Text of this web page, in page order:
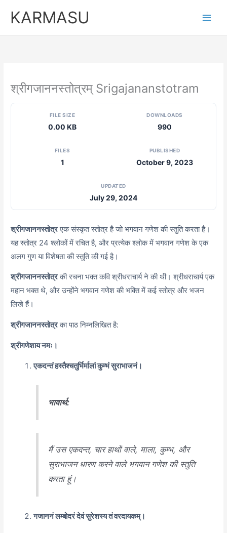
KARMASU
श्रीगजाननस्तोत्रम् Srigajananstotram
FILE SIZE
0.00 KB
DOWNLOADS
990
FILES
1
PUBLISHED
October 9, 2023
UPDATED
July 29, 2024
श्रीगजाननस्तोत्रएक संस्कृत स्तोत्र है जो भगवान गणेश की स्तुति करता है।
यह स्तोत्र 24 श्लोकों में रचित है, और प्रत्येक श्लोक में भगवान गणेश के एक
अलग गुण या विशेषता की स्तुति की गई है।
श्रीगजाननस्तोत्रकी रचना भक्त कवि श्रीधराचार्य ने की थी। श्रीधराचार्य एक
महान भक्त थे, और उन्होंने भगवान गणेश की भक्ति में कई स्तोत्र और भजन
लिखे हैं।
श्रीगजाननस्तोत्रका पाठ निम्नलिखित है:
श्रीगणेशाय नमः।
एकदन्तं हस्तैश्चतुर्भिर्मालां कुम्भं सुराभाजनं।
भावार्थ:
मैं उस एकदन्त, चार हाथों वाले, माला, कुम्भ, और
सुराभाजन धारण करने वाले भगवान गणेश की स्तुति
करता हूं।
गजाननं लम्बोदरं देवं सुरेशस्य तं वरदायकम्।